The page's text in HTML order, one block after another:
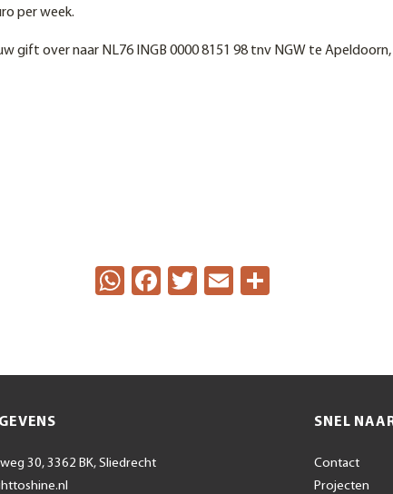
per week.
gift over naar NL76 INGB 0000 8151 98 tnv NGW te Apeldoorn,
WhatsApp
Facebook
Twitter
Email
30, 3362 BK, Sliedrecht
SNEL
Contact
Projecten